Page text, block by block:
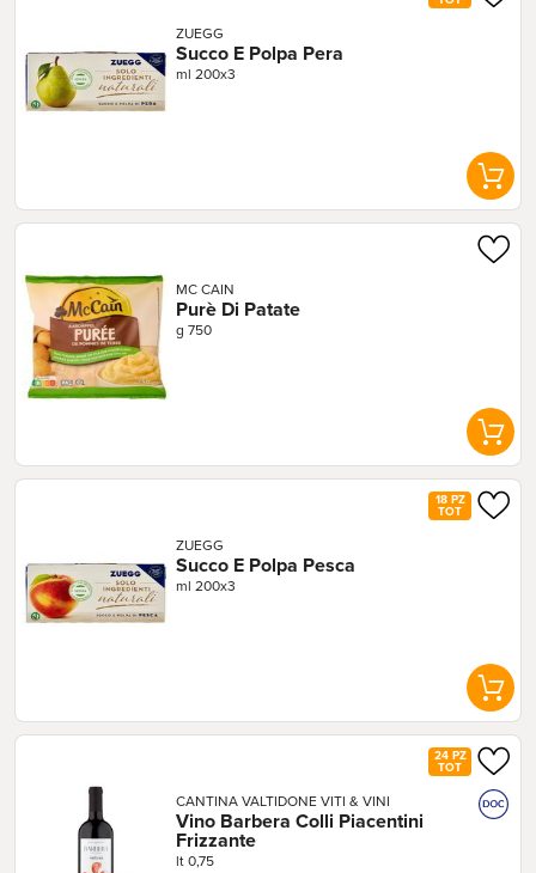
ZUEGG
Succo E Polpa Pera
ml 200x3
MC CAIN
Purè Di Patate
g 750
18 PZ
TOT
ZUEGG
Succo E Polpa Pesca
ml 200x3
24 PZ
TOT
CANTINA VALTIDONE VITI & VINI
Vino Barbera Colli Piacentini
Frizzante
lt 0,75